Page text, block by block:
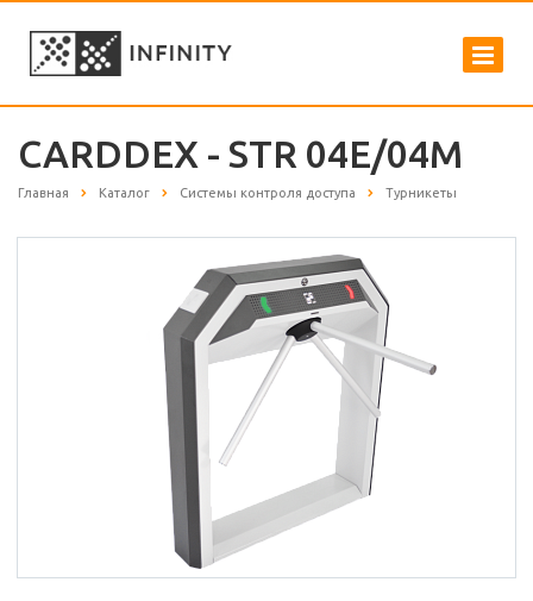
CARDDEX - STR 04E/04M
Главная Каталог Системы контроля доступа Турникеты